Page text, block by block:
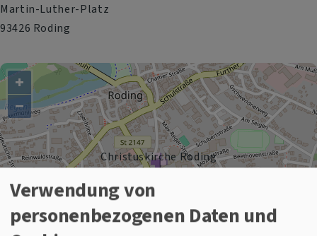
Martin-Luther-Platz
93426 Roding
Christuskirche Roding
+
−
Verwendung von
personenbezogenen Daten und